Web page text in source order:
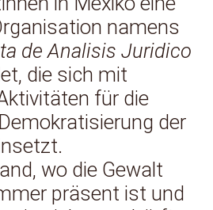
namens
de Analisis Juridico
die sich mit
für die
der
wo die Gewalt
präsent ist und